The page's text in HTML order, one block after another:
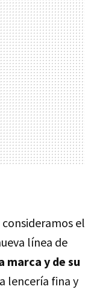
el
línea de
marca y de su
lencería fina y